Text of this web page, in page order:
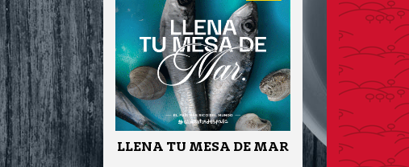
LLENA TU MESA DE MAR